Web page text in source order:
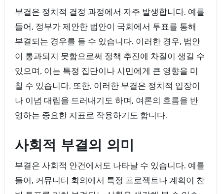
부결은 정치적 결정 과정에서 자주 발생합니다. 예를
들어, 정부가 제안한 법안이 국회에서 투표를 통해
부결되는 경우를 들 수 있습니다. 이러한 경우, 법안
이 통과되지 못함으로써 정책 추진에 차질이 생길 수
있으며, 이는 특정 집단이나 시민에게 큰 영향을 미
칠 수 있습니다. 또한, 이러한 부결은 정치적 입장이
나 이념 대립을 드러내기도 하며, 여론의 흐름을 반
영하는 중요한 지표로 작용하기도 합니다.
사회적 부결의 의미
부결은 사회적 안건에서도 나타날 수 있습니다. 예를
들어, 커뮤니티 회의에서 특정 프로젝트나 계획이 찬